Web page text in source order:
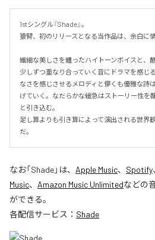
1stシングル『Shade』。
猿臂、初のリリースとなる当作品は、余白に情
繊細な美しさを纏ったハイトーンボイスと、
少しずつ重なり合っていく音にドラマを感じ
なさを感じさせるメロディと儚くも優雅な詩
げていく。なだらかな緩急はストーリー性を
と引き込む。
足し算よりも引き算によって演出される世界
だ。
なお「Shade」は、 Apple Music、 Spotify
Music、 Amazon Music Unlimitedなどの
ができる。
各配信サービス： Shade